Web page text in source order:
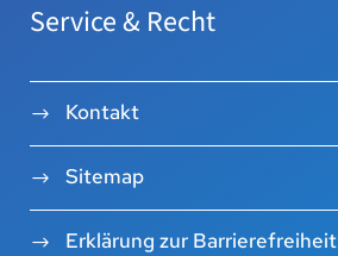
Service & Recht
Kontakt
Sitemap
Erklärung zur Barrierefreiheit